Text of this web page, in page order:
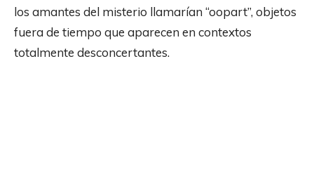
los amantes del misterio llamarían “oopart”, objetos
fuera de tiempo que aparecen en contextos
totalmente desconcertantes.